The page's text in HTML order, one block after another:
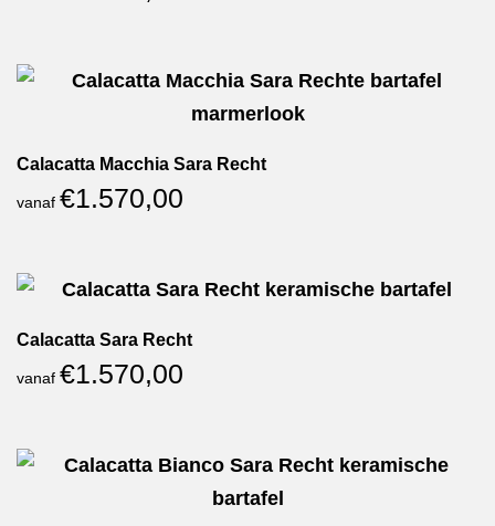
Calacatta Macchia Sara Recht
vanaf €1.570,00
Calacatta Sara Recht
vanaf €1.570,00